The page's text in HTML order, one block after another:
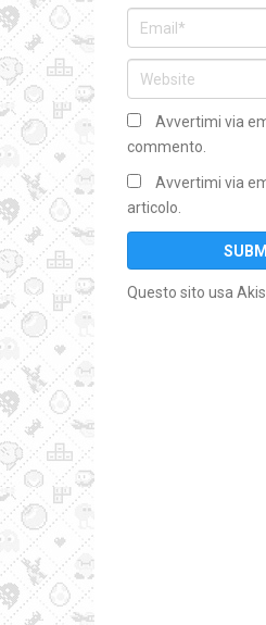
Avvertimi via
commento.
Avvertimi via
articolo.
Questo sito usa